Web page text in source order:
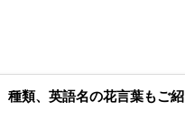
種類、英語名の花言葉もご紹